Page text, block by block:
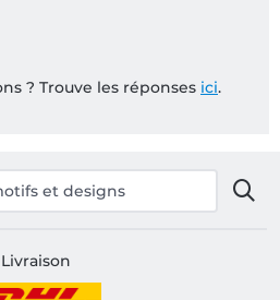
? Trouve les réponses ici.
Livraison